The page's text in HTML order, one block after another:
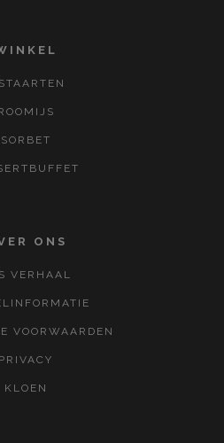
SORBET
ONS
VERHAAL
VOORWAARDEN
PRIVACY
KLOEN